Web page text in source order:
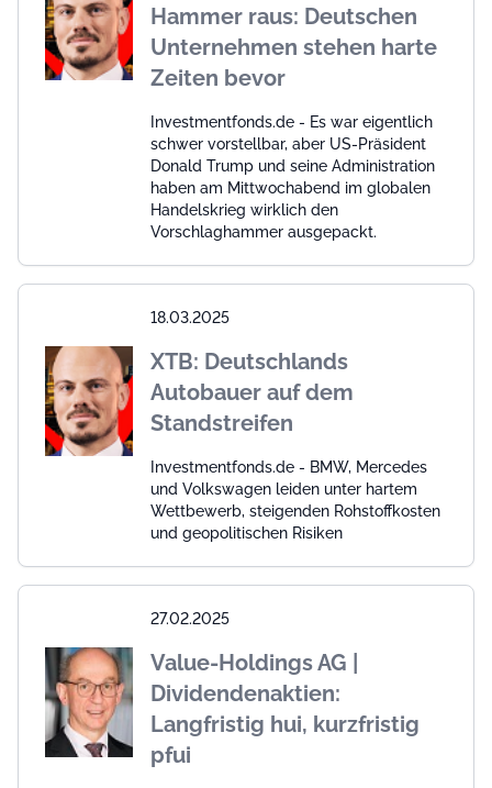
Hammer raus: Deutschen
Unternehmen stehen harte
Zeiten bevor
Investmentfonds.de - Es war eigentlich
schwer vorstellbar, aber US-Präsident
Donald Trump und seine Administration
haben am Mittwochabend im globalen
Handelskrieg wirklich den
Vorschlaghammer ausgepackt.
18.03.2025
XTB: Deutschlands
Autobauer auf dem
Standstreifen
Investmentfonds.de - BMW, Mercedes
und Volkswagen leiden unter hartem
Wettbewerb, steigenden Rohstoffkosten
und geopolitischen Risiken
27.02.2025
Value-Holdings AG |
Dividendenaktien:
Langfristig hui, kurzfristig
pfui